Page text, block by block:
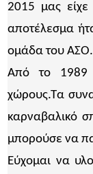
2015 μας είχε
αποτέλεσμα
ομάδα του ΑΣΟ.
Από το 1989
χώρους.Τα
καρναβαλικό
μπορούσε να
Εύχομαι να